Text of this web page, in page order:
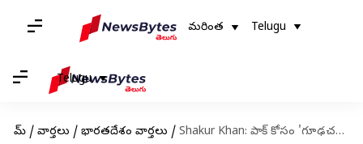
మరింత Telugu
Telugu
హోమ్ / వార్తలు / భారతదేశం వార్తలు / Shakur Khan: పాక్ కోసం 'గూఢచర్యం' చేసిన ప్రభుత్వ ఉద్యోగికి మాజీ మంత్రితో సంబంధాలు